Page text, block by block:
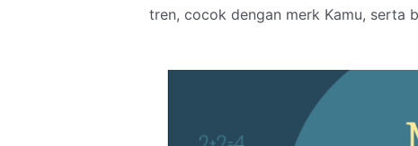
tren, cocok dengan merk Kamu, serta